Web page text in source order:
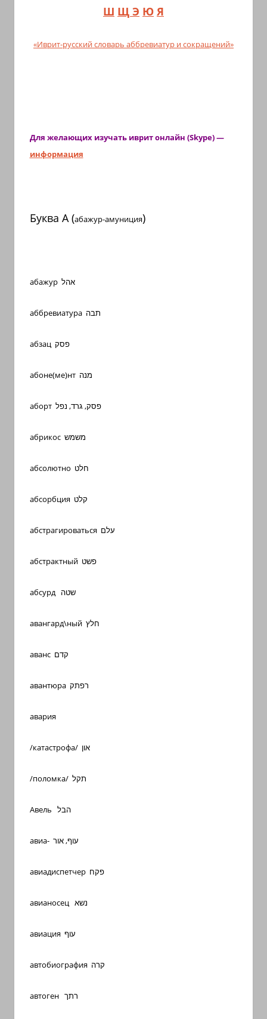
арабский
Ш Щ Э Ю Я
«Иврит-русский словарь аббревиатур и сокращений»
Для желающих изучать ивритонлайн (Skype)—
информация
Буква А (абажур-амуниция)
абажур אהל
аббревиатура תבה
абзац פסק
абоне(ме)нт מנה
аборт פסק, גרד, נפל
абрикос משמש
абсолютно חלט
абсорбция קלט
абстрагироваться עלם
абстрактный פשט
абсурд שטה
авангард\ный חלץ
аванс קדם
авантюра רפתק
авария
/катастрофа/ און
/поломка/ תקל
Авель הבל
авиа- עוף, אור
авиадиспетчер פקח
авианосец נשא
авиация עוף
автобиография קרה
автоген רתך